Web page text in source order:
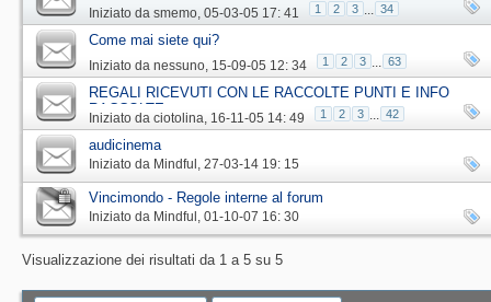
Iniziato da smemo‎, 05-03-05 17: 41 1 2 3 ... 34
Come mai siete qui?
Iniziato da nessuno‎, 15-09-05 12: 34 1 2 3 ... 63
REGALI RICEVUTI CON LE RACCOLTE PUNTI E INFO
RACCOLTE
Iniziato da ciotolina‎, 16-11-05 14: 49 1 2 3 ... 42
audicinema
Iniziato da Mindful ‎, 27-03-14 19: 15
Vincimondo - Regole interne al forum
Iniziato da Mindful ‎, 01-10-07 16: 30
Visualizzazione dei risultati da 1 a 5 su 5